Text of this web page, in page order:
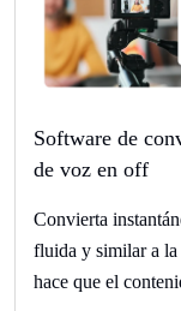
Software de
de voz en off
Convierta
fluida y similar a la
hace que el